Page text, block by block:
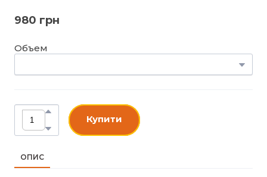
980 грн
Объем
Купити
ОПИС